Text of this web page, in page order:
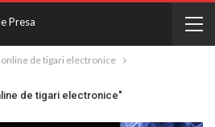
Presa
online de tigari electronice
de tigari electronice"